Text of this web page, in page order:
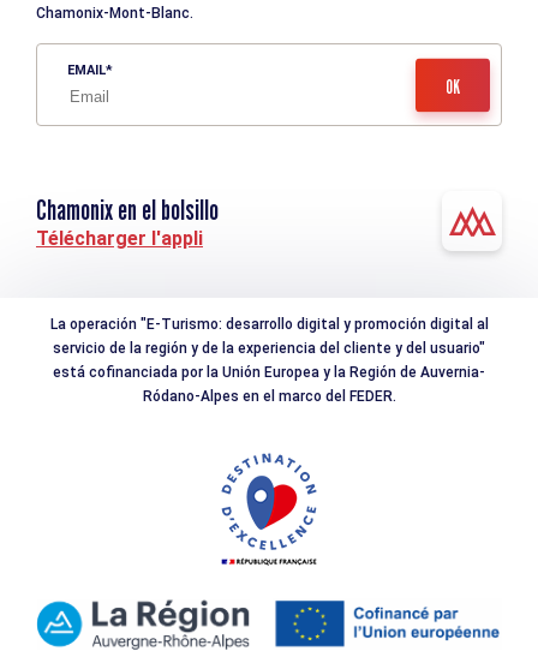
Chamonix-Mont-Blanc.
EMAIL
Chamonix en el bolsillo
Télécharger l'appli
La operación "E-Turismo: desarrollo digital y promoción digital al
servicio de la región y de la experiencia del cliente y del usuario"
está cofinanciada por la Unión Europea y la Región de Auvernia-
Ródano-Alpes en el marco del FEDER.